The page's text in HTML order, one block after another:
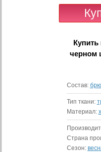
Купить
черном
Состав:
Тип ткани:
Материал:
Страна
Сезон: